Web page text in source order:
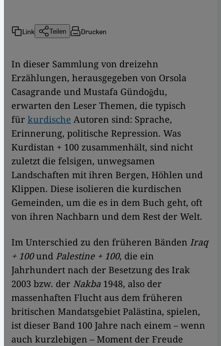
Link Teilen Drucken
In dieser Sammlung von dreizehn
Erzählungen, herausgegeben von Orsola
Casagrande und Mustafa Gündoğdu,
erwarten den Leser Themen, die typisch
für kurdische Autoren sind: Sprache,
Erinnerung, politische Repression. Was
Kurdistan + 100 zusammenhält, sind nicht
zuletzt die felsigen, unwegsamen
Landschaften mit ihren Bergen, Höhlen und
Klippen. Diese isolieren die kurdischen
Gemeinden, um die es in dem Buch geht, oft
von ihren Nachbarn und dem Rest der Welt.
Im Unterschied zu den früheren Bänden Iraq
+ 100und Palestine + 100, die ein
Jahrhundert nach der Besetzung des Irak
2003 bzw. der Nakba 1948, also der
massenhaften Flucht aus dem früheren
britischen Mandatsgebiet Palästina, spielen,
ist dieser Band 100 Jahre nach einem – wenn
auch kurzlebigen – Moment der Freude